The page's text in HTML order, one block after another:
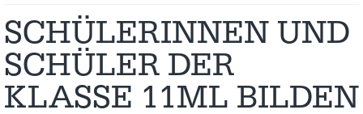
SCHÜLERINNEN UND
SCHÜLER DER
KLASSE 11ML BILDEN